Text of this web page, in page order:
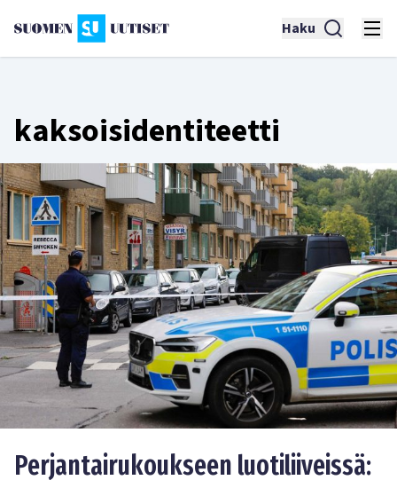
Haku
kaksoisidentiteetti
Perjantairukoukseen luotiliiveissä: